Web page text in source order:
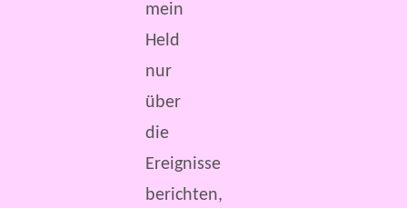
mein
Held
nur
über
die
Ereignisse
berichten,